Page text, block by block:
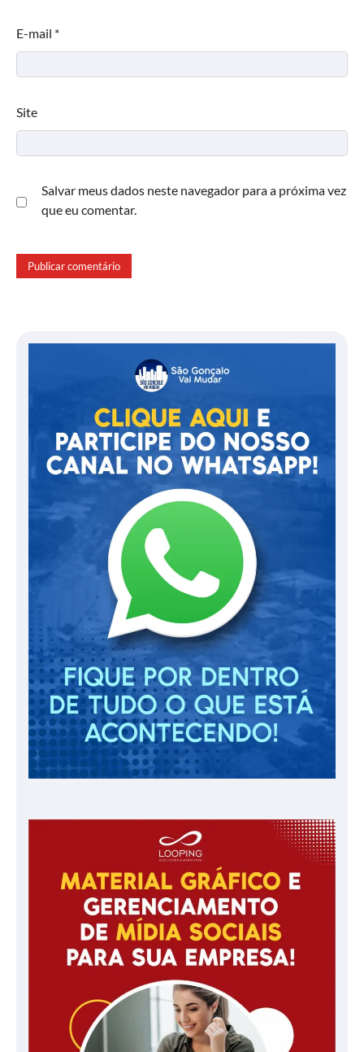
E-mail *
Site
Salvar meus dados neste navegador para a próxima vez
que eu comentar.